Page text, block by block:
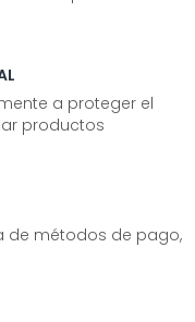
a proteger el
productos
de métodos de pago,